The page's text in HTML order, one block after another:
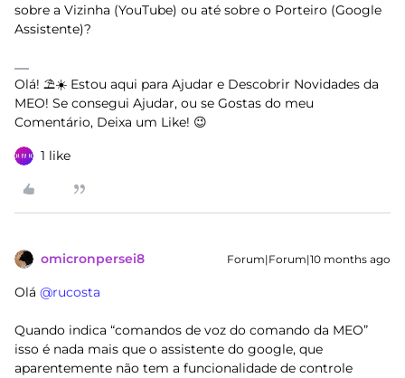
sobre a Vizinha (YouTube) ou até sobre o Porteiro (Google
Assistente)?
Olá! ⛱️☀️ Estou aqui para Ajudar e Descobrir Novidades da
MEO! Se consegui Ajudar, ou se Gostas do meu
Comentário, Deixa um Like! 😉
1 like
omicronpersei8 Forum|Forum|10 months ago
Olá ​ @rucosta
Quando indica “comandos de voz do comando da MEO”
isso é nada mais que o assistente do google, que
aparentemente não tem a funcionalidade de controle